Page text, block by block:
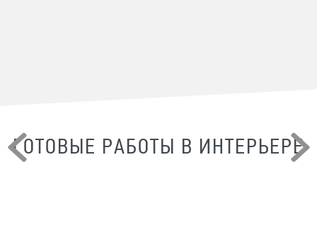
ГОТОВЫЕ РАБОТЫ В ИНТЕРЬЕРЕ